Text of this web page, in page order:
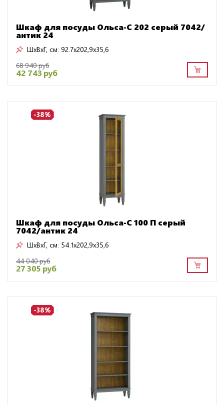
Шкаф для посуды Ольса-С 202 серый 7042/
антик 24
ШxВxГ, см: 92.7x202,9x35,6
68 940 руб
42 743 руб
-38%
Шкаф для посуды Ольса-С 100 П серый
7042/антик 24
ШxВxГ, см: 54.1x202,9x35,6
44 040 руб
27 305 руб
-38%